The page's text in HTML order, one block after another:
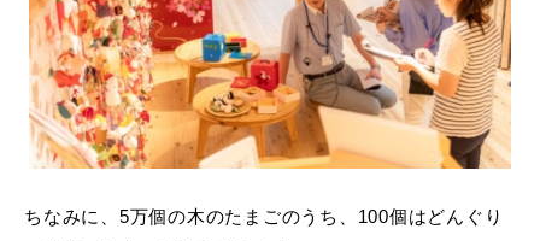
ちなみに、5万個の木のたまごのうち、100個はどんぐり